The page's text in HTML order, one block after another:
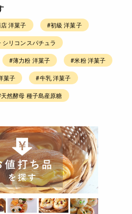
洋菓子 #初級 洋菓子
シリコンスパチュラ
#薄力粉 洋菓子 #米粉 洋菓子
菓子 #牛乳 洋菓子
然酵母 種子島産原糖